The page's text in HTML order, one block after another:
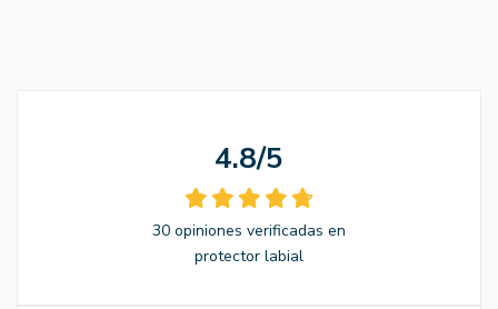
4.8/5
30 opiniones verificadas en
protector labial